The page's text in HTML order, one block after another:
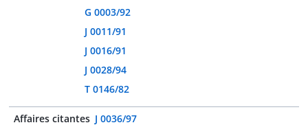
G 0003/92
J 0011/91
J 0016/91
J 0028/94
T 0146/82
Affaires citantes J 0036/97